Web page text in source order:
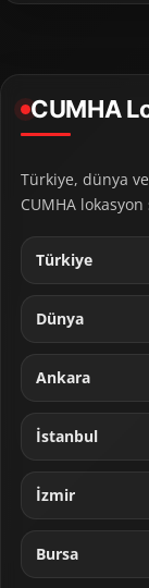
CUMHA
Türkiye, dünya
CUMHA
Türkiye
Dünya
Ankara
İstanbul
İzmir
Bursa